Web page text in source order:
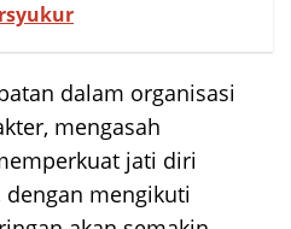
dalam organisasi
mengasah
jati diri
dengan mengikuti